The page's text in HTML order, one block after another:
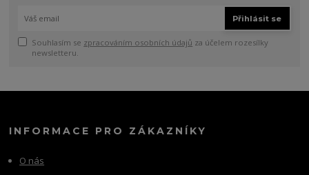
Přihlásit se
Souhlasím se zpracováním osobních údajů za účelem rozesílky
newsletteru.
INFORMACE PRO ZÁKAZNÍKY
O nás